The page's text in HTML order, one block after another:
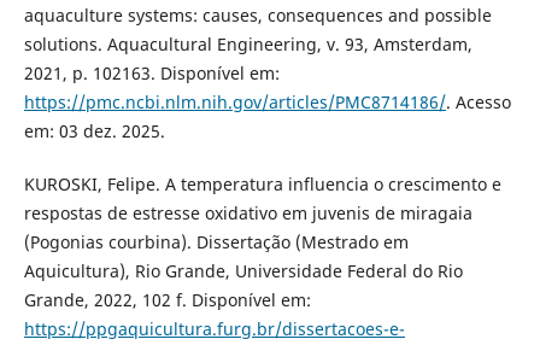
aquaculture systems: causes, consequences and possible
solutions. Aquacultural Engineering, v. 93, Amsterdam,
2021, p. 102163. Disponível em:
https://pmc.ncbi.nlm.nih.gov/articles/PMC8714186/. Acesso
em: 03 dez. 2025.
KUROSKI, Felipe. A temperatura influencia o crescimento e
respostas de estresse oxidativo em juvenis de miragaia
(Pogonias courbina). Dissertação (Mestrado em
Aquicultura), Rio Grande, Universidade Federal do Rio
Grande, 2022, 102 f. Disponível em:
https://ppgaquicultura.furg.br/dissertacoes-e-